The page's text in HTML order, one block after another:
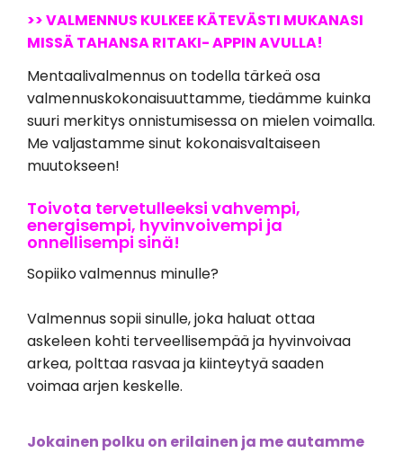
>> VALMENNUS KULKEE KÄTEVÄSTI MUKANASI
MISSÄ TAHANSA RITAKI- APPIN AVULLA!
Mentaalivalmennus on todella tärkeä osa
valmennuskokonaisuuttamme, tiedämme kuinka
suuri merkitys onnistumisessa on mielen voimalla.
Me valjastamme sinut kokonaisvaltaiseen
muutokseen!
Toivota tervetulleeksi vahvempi,
energisempi, hyvinvoivempi ja
onnellisempi sinä!
Sopiikovalmennus minulle?
Valmennus sopii sinulle, joka haluat ottaa
askeleen kohti terveellisempää ja hyvinvoivaa
arkea, polttaa rasvaa ja kiinteytyä saaden
voimaa arjen keskelle.
Jokainen polku on erilainen ja me autamme